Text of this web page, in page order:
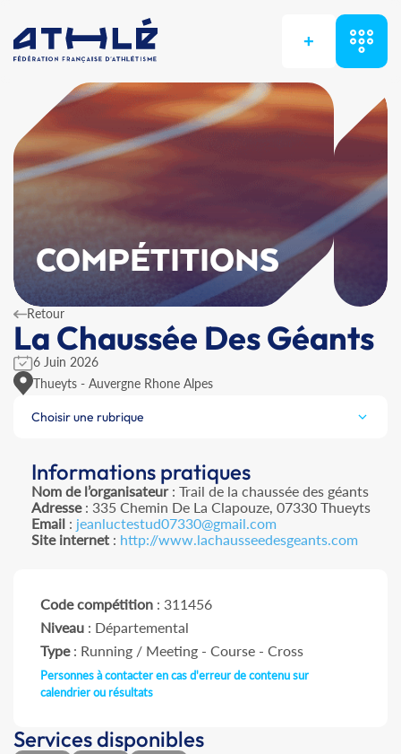
+
COMPÉTITIONS
Retour
La Chaussée Des Géants
6 Juin 2026
Thueyts - Auvergne Rhone Alpes
Choisir une rubrique
Informations pratiques
Nom de l’organisateur: Trail de la chaussée des géants
Adresse: 335 Chemin De La Clapouze, 07330 Thueyts
Email: jeanluctestud07330@gmail.com
Site internet: http://www.lachausseedesgeants.com
Code compétition : 311456
Niveau : Départemental
Type: Running / Meeting - Course - Cross
Personnes à contacter en cas d'erreur de contenu sur
calendrier ou résultats
Services disponibles